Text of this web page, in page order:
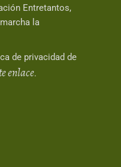
Entretantos,
la
de privacidad de
enlace.